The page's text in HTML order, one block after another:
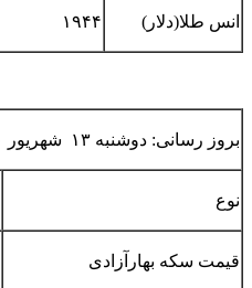
انس طلا(دلار) ۱۹۴۴
بروز رسانی: دوشنبه ۱۳ شهریور ۱۱:۳۰
نوع
قیمت سکه بهارآزادی